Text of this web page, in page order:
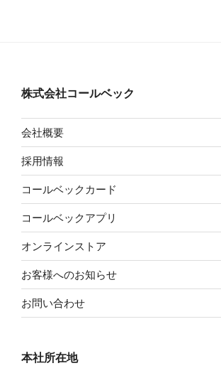
株式会社コールベック
会社概要
採用情報
コールベックカード
コールベックアプリ
オンラインストア
お客様へのお知らせ
お問い合わせ
本社所在地